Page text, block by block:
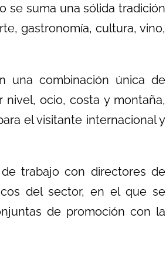
se suma una sólida tradición
gastronomía, cultura, vino,
una combinación única de
ocio, costa y montaña,
el visitante internacional y
trabajo con directores de
del sector, en el que se
de promoción con la